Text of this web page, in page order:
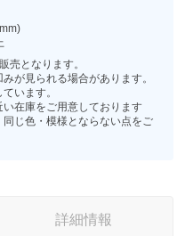
売となります。
が見られる場合があります。
います。
い在庫をご用意しております
じ色・模様とならない点をご
詳細情報